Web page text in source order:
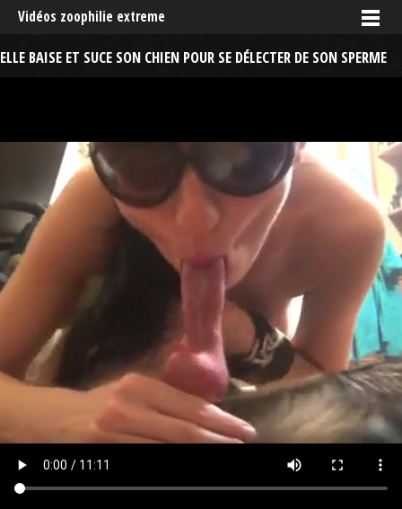
Vidéos zoophilie extreme
ELLE BAISE ET SUCE SON CHIEN POUR SE DÉLECTER DE SON SPERME